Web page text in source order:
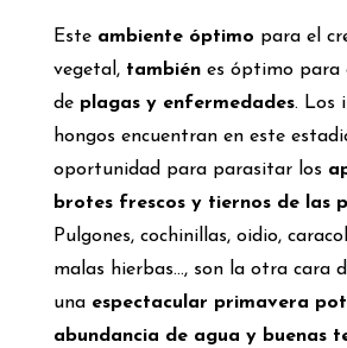
Este ambiente óptimo para el
vegetal, también es óptimo para
de plagas y enfermedades. Los
hongos encuentran en este
oportunidad para parasitar los
brotes frescos y tiernos de las
Pulgones, cochinillas, oidio,
malas hierbas…, son la otra cara
una espectacular primavera
abundancia de agua y buenas